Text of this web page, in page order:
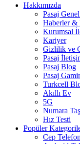
Hakkımızda
Pasaj
Haberler &
Kurumsal
Kariyer
Gizlilik ve
Pasaj
Pasaj Blog
Pasaj
Turkcell
Akıllı Ev
5G
Numara
Hız Testi
Popüler
Cep